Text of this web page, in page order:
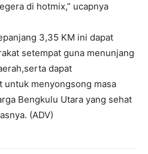
di hotmix,” ucapnya
3,35 KM ini dapat
setempat guna menunjang
dapat
untuk menyongsong masa
Bengkulu Utara yang sehat
(ADV)